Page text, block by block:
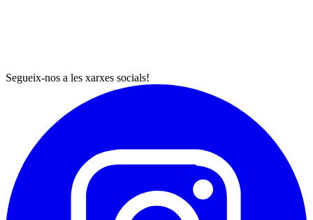
Segueix-nos a les xarxes socials!